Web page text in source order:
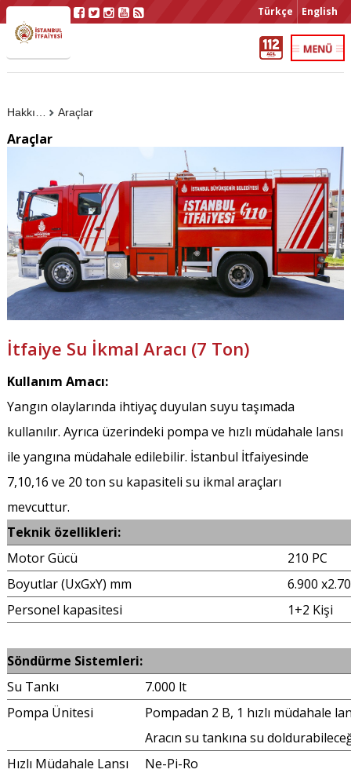
Türkçe English
Araçlar
Araçlar
İtfaiye Su İkmal Aracı (7 Ton)
Kullanım Amacı:
Yangın olaylarında ihtiyaç duyulan suyu taşımada
kullanılır. Ayrıca üzerindeki pompa ve hızlı müdahale lansı
ile yangına müdahale edilebilir. İstanbul İtfaiyesinde
7,10,16 ve 20 ton su kapasiteli su ikmal araçları
mevcuttur.
Teknik özellikleri:
Motor Gücü
Boyutlar (UxGxY) mm
6.900
Personel kapasitesi
1+2 Kişi
Söndürme Sistemleri:
Su Tankı
7.000 lt
Pompa Ünitesi
Pompadan 2 B, 1 hızlı müdahale
Aracın su tankına su
Hızlı Müdahale Lansı
Ne-Pi-Ro